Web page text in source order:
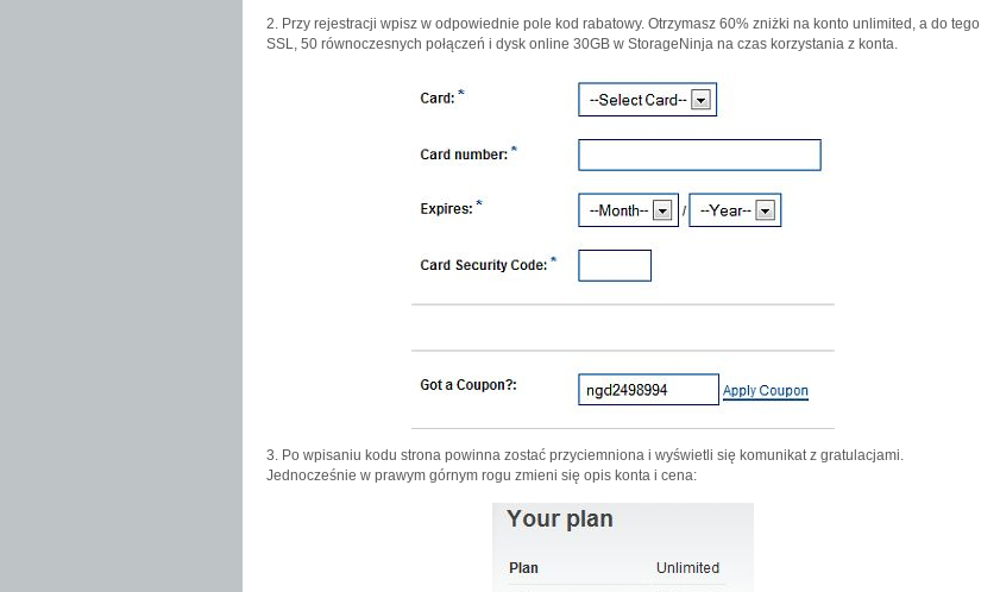
2. Przy rejestracji wpisz w odpowiednie pole kod rabatowy. Otrzymasz 60% zniżki na konto unlimited, a do tego
SSL, 50 równoczesnych połączeń i dysk online 30GB w StorageNinja na czas korzystania z konta.
3. Po wpisaniu kodu strona powinna zostać przyciemniona i wyświetli się komunikat z gratulacjami.
Jednocześnie w prawym górnym rogu zmieni się opis konta i cena: